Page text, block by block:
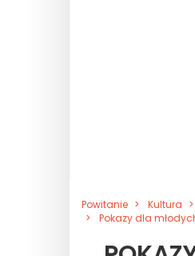
Powitanie Kultura
Pokazy dla